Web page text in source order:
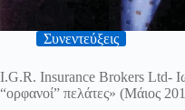
Συνεντεύξεις
I.G.R. Insurance Brokers Ltd-
“ορφανοί” πελάτες» (Μάιος